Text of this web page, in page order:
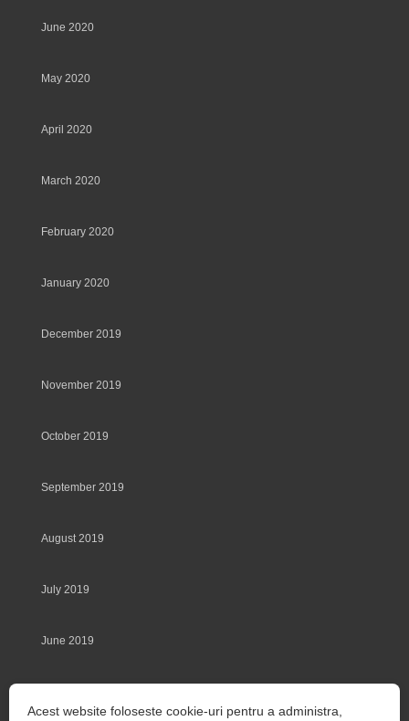
Acest website foloseste cookie-uri pentru a administra,
June 2020
May 2020
April 2020
March 2020
February 2020
January 2020
December 2019
November 2019
October 2019
September 2019
August 2019
July 2019
June 2019